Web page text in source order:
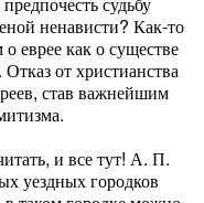
ненависти? Как-то
еврее как о существе
от христианства
став важнейшим
и все тут! А. П.
уездных городков